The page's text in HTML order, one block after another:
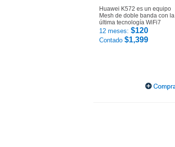
Huawei K572 es un equipo
Mesh de doble banda con la
última tecnología WiFi7
12 meses: $120
Contado $1,399